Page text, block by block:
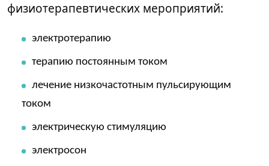
физиотерапевтических мероприятий:
электротерапию
терапию постоянным током
лечение низкочастотным пульсирующим
током
электрическую стимуляцию
электросон